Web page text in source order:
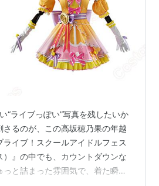
“ライブっぽい”写真を残したいか
さるのが、この高坂穂乃果の年越
ライブ！スクールアイドルフェス
）』の中でも、カウントダウンな
と詰まった雰囲気で、着た瞬間